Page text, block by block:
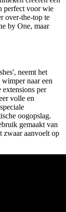
perfect voor wie
over-the-top te
by One, maar
neemt het
naar een
per
volle en
oogopslag.
gemaakt van
zwaar aanvoelt op